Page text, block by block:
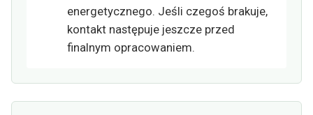
energetycznego. Jeśli czegoś brakuje,
kontakt następuje jeszcze przed
finalnym opracowaniem.